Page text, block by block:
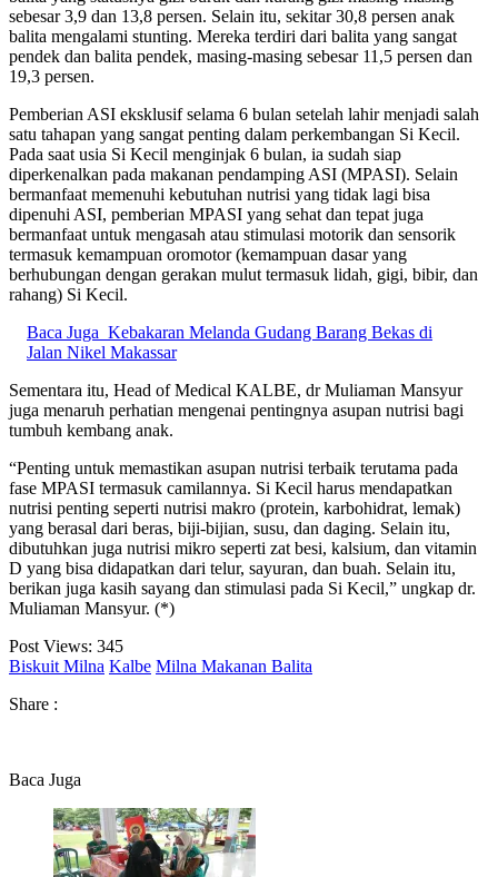
sebesar 3,9 dan 13,8 persen. Selain itu, sekitar 30,8 persen anak
balita mengalami stunting. Mereka terdiri dari balita yang sangat
pendek dan balita pendek, masing-masing sebesar 11,5 persen dan
19,3 persen.
Pemberian ASI eksklusif selama 6 bulan setelah lahir menjadi salah
satu tahapan yang sangat penting dalam perkembangan Si Kecil.
Pada saat usia Si Kecil menginjak 6 bulan, ia sudah siap
diperkenalkan pada makanan pendamping ASI (MPASI). Selain
bermanfaat memenuhi kebutuhan nutrisi yang tidak lagi bisa
dipenuhi ASI, pemberian MPASI yang sehat dan tepat juga
bermanfaat untuk mengasah atau stimulasi motorik dan sensorik
termasuk kemampuan oromotor (kemampuan dasar yang
berhubungan dengan gerakan mulut termasuk lidah, gigi, bibir, dan
rahang) Si Kecil.
Baca Juga Kebakaran Melanda Gudang Barang Bekas di
Jalan Nikel Makassar
Sementara itu, Head of Medical KALBE, dr Muliaman Mansyur
juga menaruh perhatian mengenai pentingnya asupan nutrisi bagi
tumbuh kembang anak.
“Penting untuk memastikan asupan nutrisi terbaik terutama pada
fase MPASI termasuk camilannya. Si Kecil harus mendapatkan
nutrisi penting seperti nutrisi makro (protein, karbohidrat, lemak)
yang berasal dari beras, biji-bijian, susu, dan daging. Selain itu,
dibutuhkan juga nutrisi mikro seperti zat besi, kalsium, dan vitamin
D yang bisa didapatkan dari telur, sayuran, dan buah. Selain itu,
berikan juga kasih sayang dan stimulasi pada Si Kecil,” ungkap dr.
Muliaman Mansyur. (*)
Post Views: 345
Biskuit Milna Kalbe Milna Makanan Balita
Share :
Baca Juga